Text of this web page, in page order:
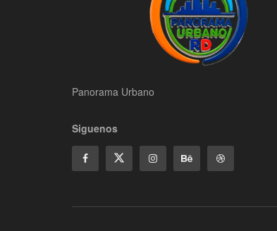
Panorama Urbano
Siguenos